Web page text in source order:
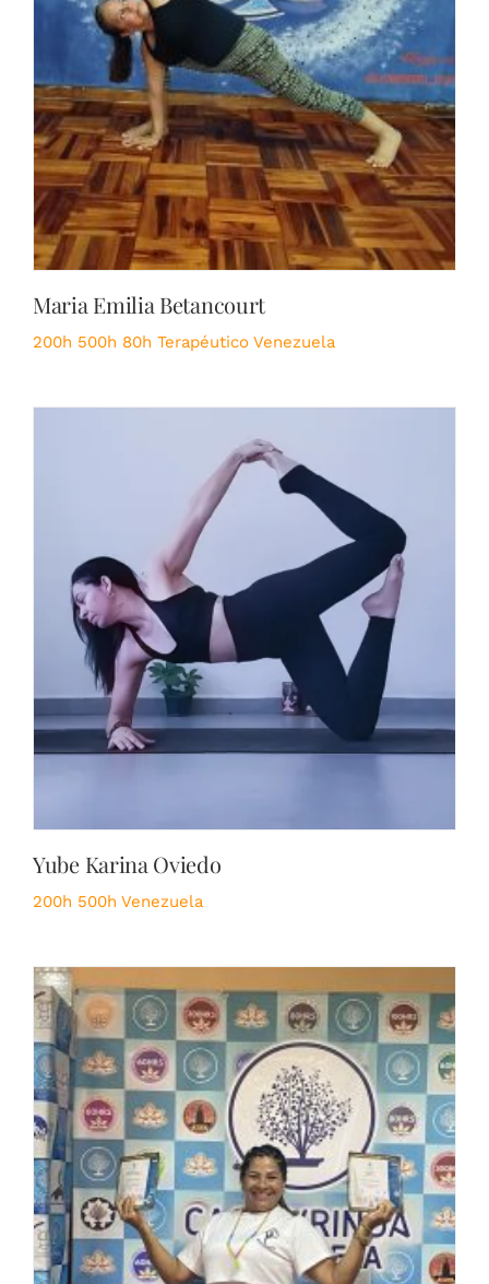
Maria Emilia Betancourt
200h 500h 80h Terapéutico Venezuela
Yube Karina Oviedo
200h 500h Venezuela